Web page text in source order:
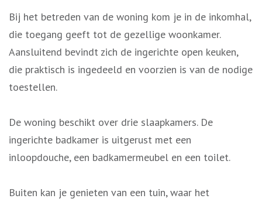
Bij het betreden van de woning kom je in de inkomhal,
die toegang geeft tot de gezellige woonkamer.
Aansluitend bevindt zich de ingerichte open keuken,
die praktisch is ingedeeld en voorzien is van de nodige
toestellen.
De woning beschikt over drie slaapkamers. De
ingerichte badkamer is uitgerust met een
inloopdouche, een badkamermeubel en een toilet.
Buiten kan je genieten van een tuin, waar het